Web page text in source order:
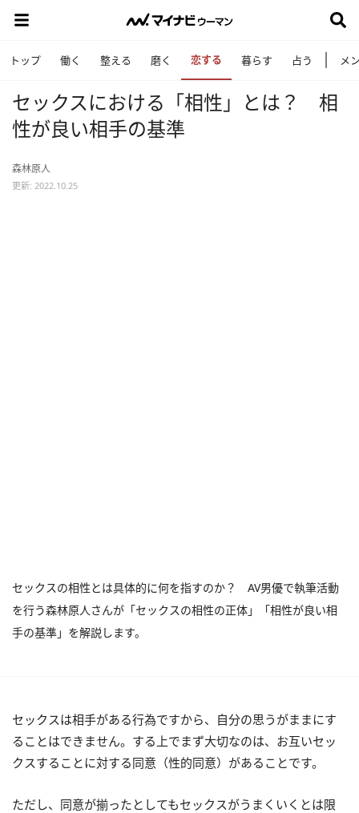
トップ 働く 整える 磨く 恋する 暮らす 占う メ
セックスにおける「相性」とは？ 相
性が良い相手の基準
森林原人
更新: 2022.10.25
セックスの相性とは具体的に何を指すのか？ AV男優で執筆活動
を行う森林原人さんが「セックスの相性の正体」「相性が良い相
手の基準」を解説します。
セックスは相手がある行為ですから、自分の思うがままにす
ることはできません。する上でまず大切なのは、お互いセッ
クスすることに対する同意（性的同意）があることです。
ただし、同意が揃ったとしてもセックスがうまくいくとは限